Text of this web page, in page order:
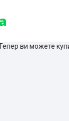
ви можете